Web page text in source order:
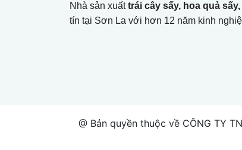
Nhà sản xuấttrái cây sấy, hoa quả
tín tại Sơn La với hơn 12 năm kinh
@ Bản quyền thuộc về CÔNG TY